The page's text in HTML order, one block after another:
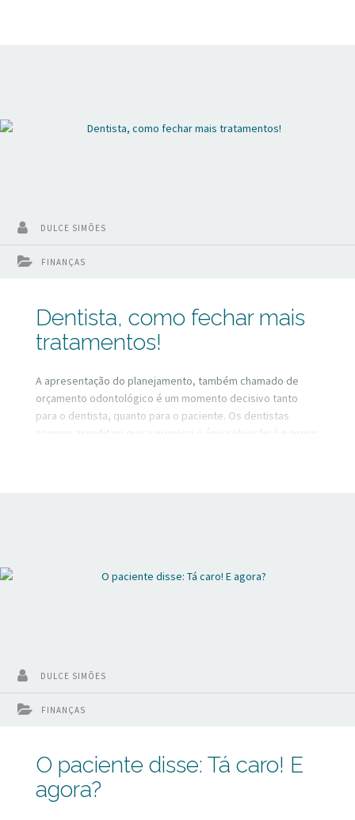
FINANÇAS
DULCE SIMÕES
Dentista, como fechar mais
tratamentos!
A apresentação do planejamento, também chamado de
orçamento odontológico é um momento decisivo tanto
para o dentista, quanto para o paciente. Os dentistas
sempre acreditam que a primeira e única objeção é o preço
FINANÇAS
DULCE SIMÕES
O paciente disse: Tá caro! E
agora?